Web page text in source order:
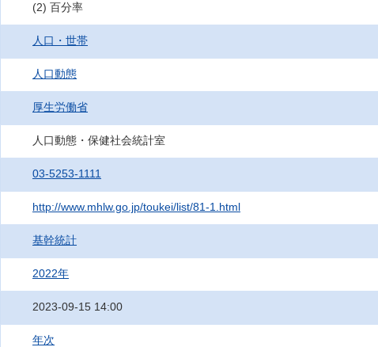
(2) 百分率
人口・世帯
人口動態
厚生労働省
人口動態・保健社会統計室
03-5253-1111
http://www.mhlw.go.jp/toukei/list/81-1.html
基幹統計
2022年
2023-09-15 14:00
年次